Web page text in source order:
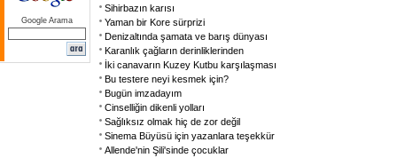
Google Arama
Sihirbazın karısı
Yaman bir Kore sürprizi
Denizaltında şamata ve barış dünyası
Karanlık çağların derinliklerinden
İki canavarın Kuzey Kutbu karşılaşması
Bu testere neyi kesmek için?
Bugün imzadayım
Cinselliğin dikenli yolları
Sağlıksız olmak hiç de zor değil
Sinema Büyüsü için yazanlara teşekkür
Allende'nin Şili'sinde çocuklar